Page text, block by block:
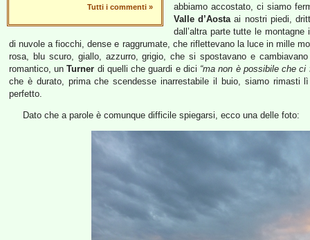
Tutti i commenti »
abbiamo accostato, ci siamo
Valle d’Aostaai nostri piedi,
dall’altra parte tutte le
di nuvole a fiocchi, dense e raggrumate, che riflettevano la luce in mille
rosa, blu scuro, giallo, azzurro, grigio, che si spostavano e
romantico, unTurner di quelli che guardi e dici “ma non è possibile che
che è durato, prima che scendesse inarrestabile il buio, siamo rimasti
perfetto.
Dato che a parole è comunque difficile spiegarsi, ecco una delle foto: